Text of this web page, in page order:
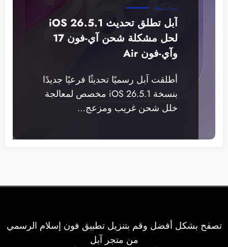
تحديثات النظام
آبل تطلق تحديث iOS 26.5.1
لحل مشكلة شحن آي-فون 17
وآي-فون Air
أطلقت آبل رسميًا تحديثًا فرعيًا جديدًا
بنسخة iOS 26.5.1 مخصص لمعالجة
خلل شحن غريب ومزعج…
تصفح بشكل أفضل وقم بتنزيل تطبيق فون إسلام الرسمي
من متجر آبل